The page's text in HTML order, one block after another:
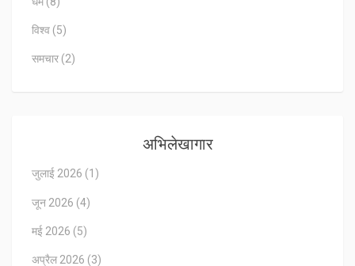
विश्व (5)
समचार (2)
अभिलेखागार
जुलाई 2026 (1)
जून 2026 (4)
मई 2026 (5)
अप्रैल 2026 (3)